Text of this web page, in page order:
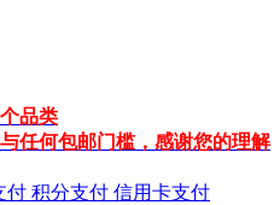
品类
任何包邮门槛，感谢您的理解
付 积分支付 信用卡支付